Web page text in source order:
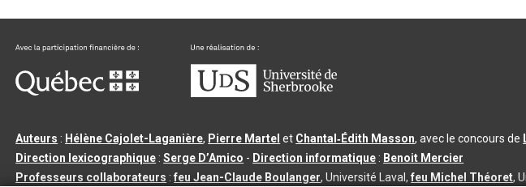
Auteurs : Hélène Cajolet-Laganière, Pierre Martel et Chantal‑Édith Masson, avec le concours de
Direction lexicographique :Serge D’Amico - Direction informatique : Benoit Mercier
Professeurs collaborateurs :feu Jean-Claude Boulanger, Université Laval,feu Michel Théoret,